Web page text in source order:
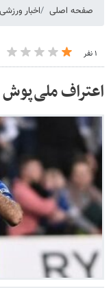
صفحه اصلی اخبار ورزشی
۱ نفر
‌اعتراف ملی‌پوش